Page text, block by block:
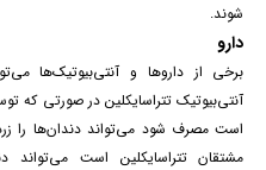
شوند.
دارو
برخی از داروها و آنتی‌بیوتیک‌ها
آنتی‌بیوتیک تتراسایکلین در صورتی که
است مصرف شود می‌تواند دندان‌ها را
مشتقان تتراسایکلین است